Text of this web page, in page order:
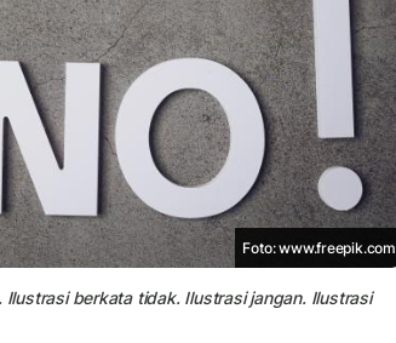
Foto: www.freepik.com
berkata tidak. Ilustrasi jangan. Ilustrasi